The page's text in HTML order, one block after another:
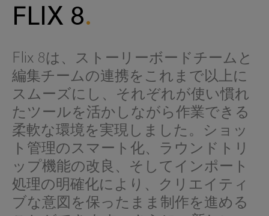
FLIX 8
Flix 8は、ストーリーボードチームと
編集チームの連携をこれまで以上に
スムーズにし、それぞれが使い慣れ
たツールを活かしながら作業できる
柔軟な環境を実現しました。ショッ
ト管理のスマート化、ラウンドトリ
ップ機能の改良、そしてインポート
処理の明確化により、クリエイティ
ブな意図を保ったまま制作を進める